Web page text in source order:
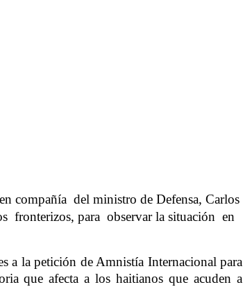
compañía del ministro de Defensa, Carlos
fronterizos, para observar la situación en
a la petición de Amnistía Internacional para
que afecta a los haitianos que acuden a